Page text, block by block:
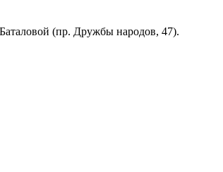
(пр. Дружбы народов, 47).